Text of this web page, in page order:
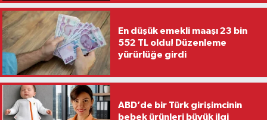
En düşük emekli maaşı 23 bin
552 TL oldu! Düzenleme
yürürlüğe girdi
ABD’de bir Türk girişimcinin
bebek ürünleri büyük ilgi